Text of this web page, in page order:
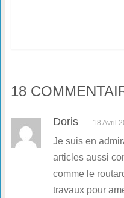
18
Doris 18 Avril
Je suis en
articles aussi
comme le
travaux pour